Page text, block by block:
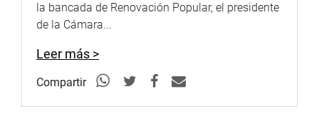
la bancada de Renovación Popular, el presidente
de la Cámara...
Leer más >
Compartir